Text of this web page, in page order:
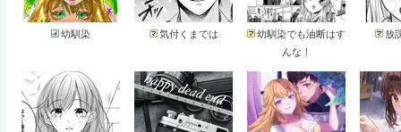
幼馴染 気付くまでは
幼馴染でも油断はす
んな！
放